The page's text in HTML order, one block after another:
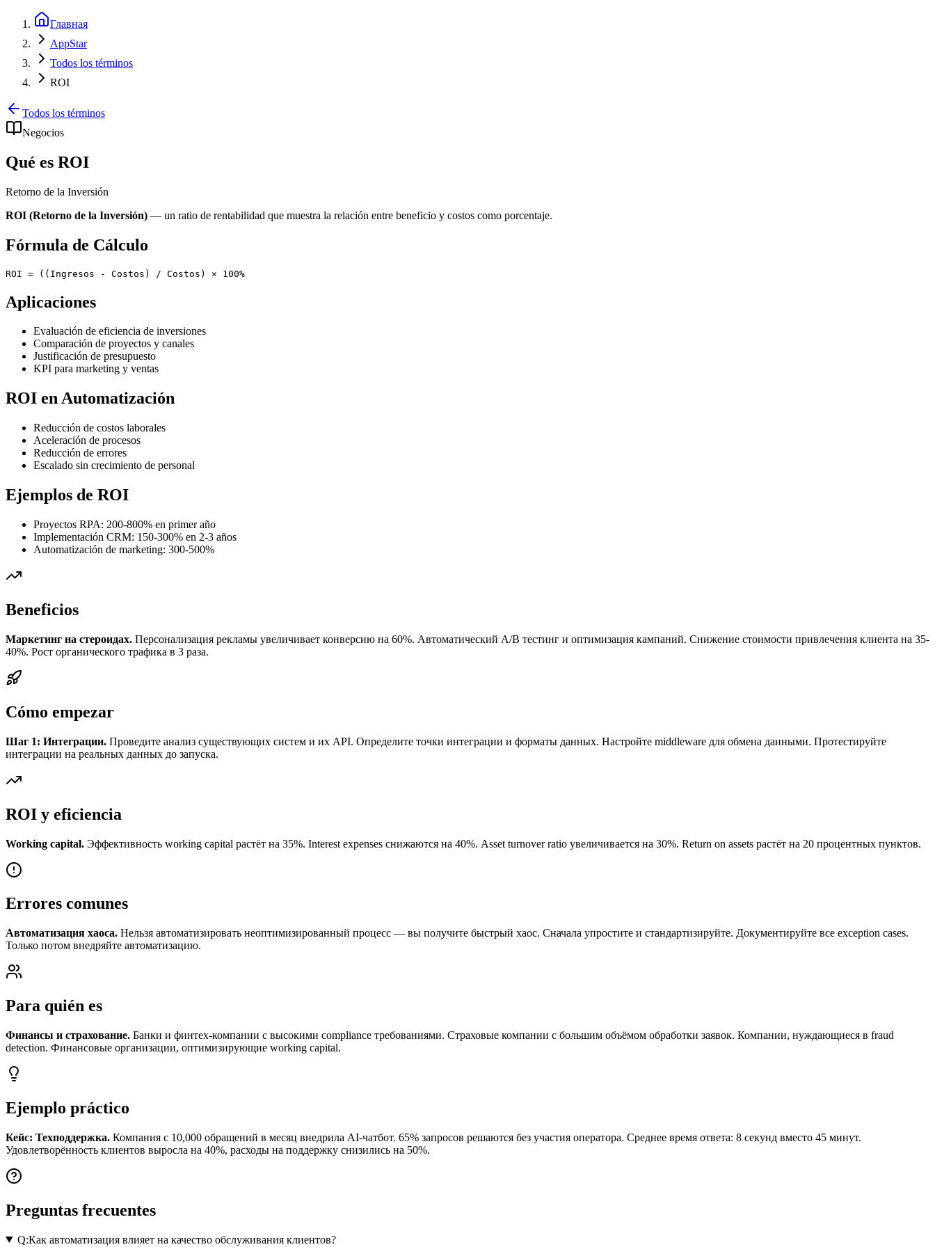
Главная
AppStar
Todos los términos
ROI
Todos los términos
Negocios
Qué es ROI
Retorno de la Inversión
ROI (Retorno de la Inversión) — un ratio de rentabilidad que muestra la relación entre beneficio y costos como porcentaje.
Fórmula de Cálculo
Aplicaciones
Evaluación de eficiencia de inversiones
Comparación de proyectos y canales
Justificación de presupuesto
KPI para marketing y ventas
ROI en Automatización
Reducción de costos laborales
Aceleración de procesos
Reducción de errores
Escalado sin crecimiento de personal
Ejemplos de ROI
Proyectos RPA: 200-800% en primer año
Implementación CRM: 150-300% en 2-3 años
Automatización de marketing: 300-500%
Beneficios
Маркетинг на стероидах. Персонализация рекламы увеличивает конверсию на 60%. Автоматический A/B тестинг и оптимизация кампаний. Снижение стоимости привлечения клиента на 35-
40%. Рост органического трафика в 3 раза.
Cómo empezar
Шаг 1: Интеграции. Проведите анализ существующих систем и их API. Определите точки интеграции и форматы данных. Настройте middleware для обмена данными. Протестируйте
интеграции на реальных данных до запуска.
ROI y eficiencia
Working capital. Эффективность working capital растёт на 35%. Interest expenses снижаются на 40%. Asset turnover ratio увеличивается на 30%. Return on assets растёт на 20 процентных пунктов.
Errores comunes
Автоматизация хаоса. Нельзя автоматизировать неоптимизированный процесс — вы получите быстрый хаос. Сначала упростите и стандартизируйте. Документируйте все exception cases.
Только потом внедряйте автоматизацию.
Para quién es
Финансы и страхование. Банки и финтех-компании с высокими compliance требованиями. Страховые компании с большим объёмом обработки заявок. Компании, нуждающиеся в fraud
detection. Финансовые организации, оптимизирующие working capital.
Ejemplo práctico
Кейс: Техподдержка. Компания с 10,000 обращений в месяц внедрила AI-чатбот. 65% запросов решаются без участия оператора. Среднее время ответа: 8 секунд вместо 45 минут.
Удовлетворённость клиентов выросла на 40%, расходы на поддержку снизились на 50%.
Preguntas frecuentes
Q:Как автоматизация влияет на качество обслуживания клиентов?